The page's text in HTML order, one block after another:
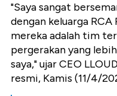
"Saya sangat
dengan keluarga RCA
mereka adalah tim
pergerakan yang
saya," ujar CEO
resmi, Kamis (11/4/